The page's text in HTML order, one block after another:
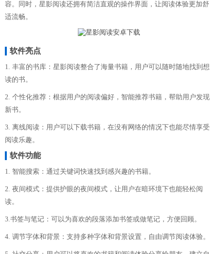
容。同时，星影阅读还拥有简洁直观的操作界面，让阅读体验更加舒
适流畅。
软件亮点
1. 丰富的书库：星影阅读整合了海量书籍，用户可以随时随地找到想
读的书。
2. 个性化推荐：根据用户的阅读偏好，智能推荐书籍，帮助用户发现
新书。
3. 离线阅读：用户可以下载书籍，在没有网络的情况下也能尽情享受
阅读乐趣。
软件功能
1. 智能搜索：通过关键词快速找到感兴趣的书籍。
2. 夜间模式：提供护眼的夜间模式，让用户在暗环境下也能轻松阅
读。
3.书签与笔记：可以为喜欢的段落添加书签或做笔记，方便回顾。
4. 调节字体和背景：支持多种字体和背景设置，自由调节阅读体验。